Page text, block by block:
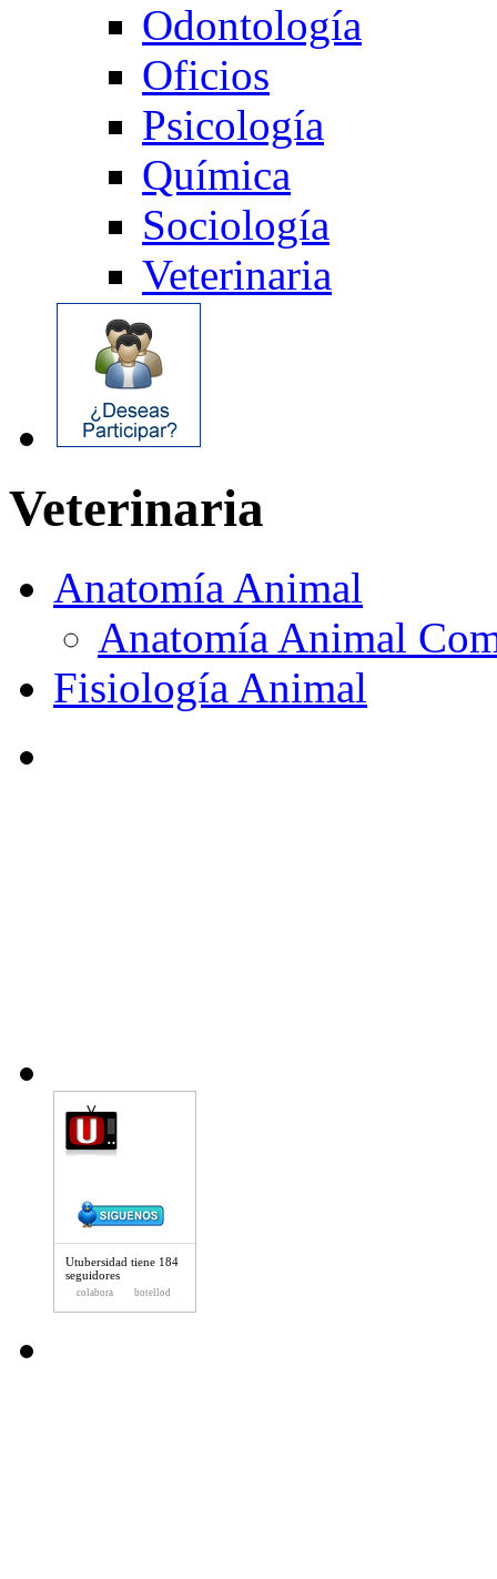
Odontología
Oficios
Psicología
Química
Sociología
Veterinaria
Veterinaria
Anatomía Animal
Anatomía Animal
Fisiología Animal
Utubersidad tiene 184
seguidores
colabora botellod